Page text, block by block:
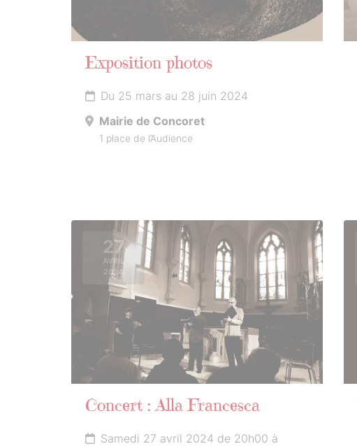
Exposition photos
Du 25 mars au 28 juin 2024
Mairie de Concoret
1 place de l’Audience
27
AVRIL
2024
Concert : Alla Francesca
Samedi 27 avril 2024 de 20h00 à